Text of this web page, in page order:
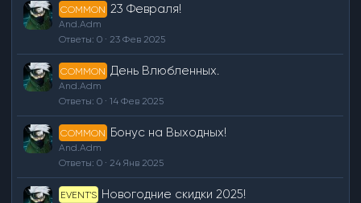
COMMON 23 Февраля!
And.Adm
Ответы 0 23 Фев 2025
COMMON День Влюбленных.
And.Adm
Ответы 0 14 Фев 2025
COMMON Бонус на Выходных!
And.Adm
Ответы 0 24 Янв 2025
EVENT'S Новогодние скидки 2025!